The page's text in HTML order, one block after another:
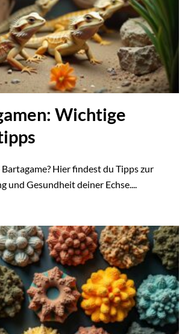
Wichtige
Hier findest du Tipps zur
und Gesundheit deiner Echse....